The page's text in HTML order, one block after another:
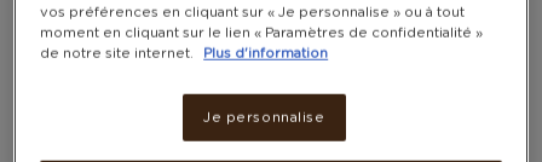
CARTE CADEAU ZALANDO
Remboursable en ligne uniquement
vos préférences en cliquant sur « Je personnalise » ou à tout
moment en cliquant sur le lien « Paramètres de confidentialité »
de notre site internet.
Plus d'information
Je personnalise